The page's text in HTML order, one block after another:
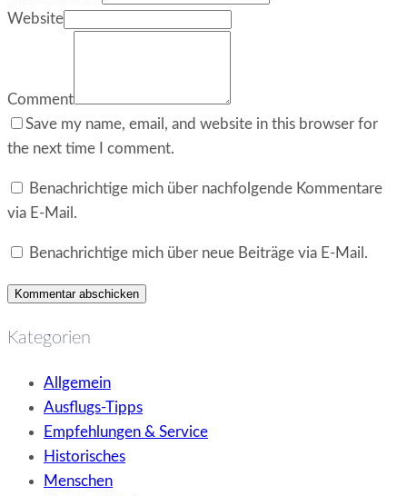
Website
Comment
Save my name, email, and website in this browser for
the next time I comment.
Benachrichtige mich über nachfolgende Kommentare
via E-Mail.
Benachrichtige mich über neue Beiträge via E-Mail.
Kategorien
Allgemein
Ausflugs-Tipps
Empfehlungen & Service
Historisches
Menschen